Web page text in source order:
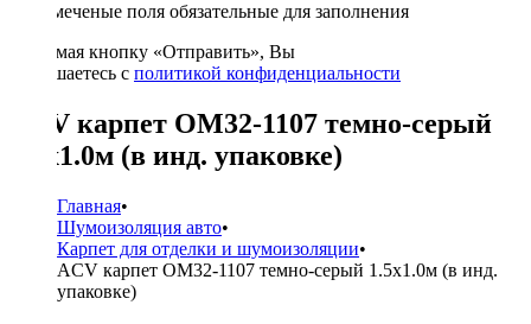
* - отмеченые поля обязательные для заполнения
Нажимая кнопку «Отправить», Вы
соглашаетесь с политикой конфиденциальности
ACV карпет OM32-1107 темно-серый
1.5х1.0м (в инд. упаковке)
Главная•
Шумоизоляция авто•
Карпет для отделки и шумоизоляции•
ACV карпет OM32-1107 темно-серый 1.5х1.0м (в инд.
упаковке)